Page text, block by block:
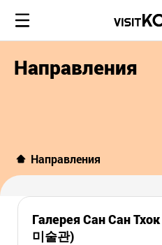
Направления
Направления
Галерея Сан Сан
미술관)